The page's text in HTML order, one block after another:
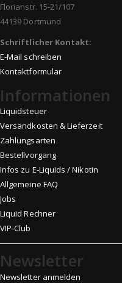
Florianstr. 15-21/107
44139 Dortmund
Schriftlicher Kontakt:
E-Mail schreiben
Kontaktformular
Informationen
Liquidsteuer
Versandkosten & Lieferzeit
Zahlungsarten
Bestellvorgang
Infos zu E-Liquids / Nikotin
Allgemeine FAQ
Jobs
Liquid Rechner
VIP-Club
Newsletter
Newsletter anmelden